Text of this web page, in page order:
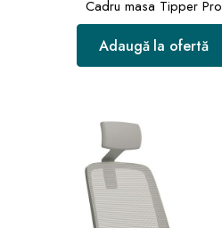
Cadru masa Tipper Pro
Adaugă la ofertă